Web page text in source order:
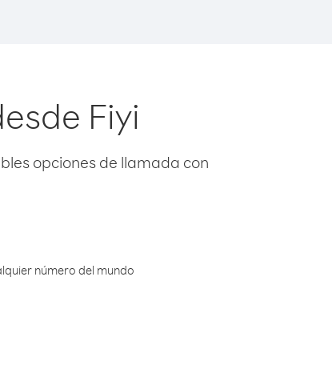
Fiyi
opciones de llamada con
número del mundo